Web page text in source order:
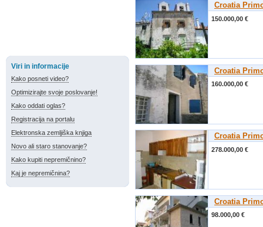
Viri in informacije
Kako posneti video?
Optimizirajte svoje poslovanje!
Kako oddati oglas?
Registracija na portalu
Elektronska zemljiška knjiga
Novo ali staro stanovanje?
Kako kupiti nepremičnino?
Kaj je nepremičnina?
Croatia
150.000,00 €
Croatia
160.000,00 €
Croatia
278.000,00 €
Croatia
98.000,00 €